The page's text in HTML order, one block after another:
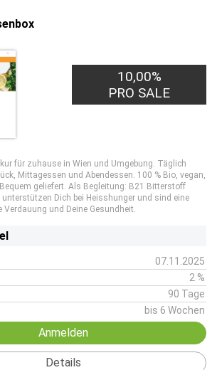
10,00%
PRO SALE
für zuhause in Wien und Umgebung. Täglich
Mittagessen und Abendessen. 100 % Bio, vegan,
geliefert. Als Begleitung: B21 Bitterstoff
unterstützen Dich bei Heisshunger und sind eine
Verdauung und Deine Gesundheit.
07.11.2025
2 %
90 Tage
bis 6 Wochen
Anmelden
Details